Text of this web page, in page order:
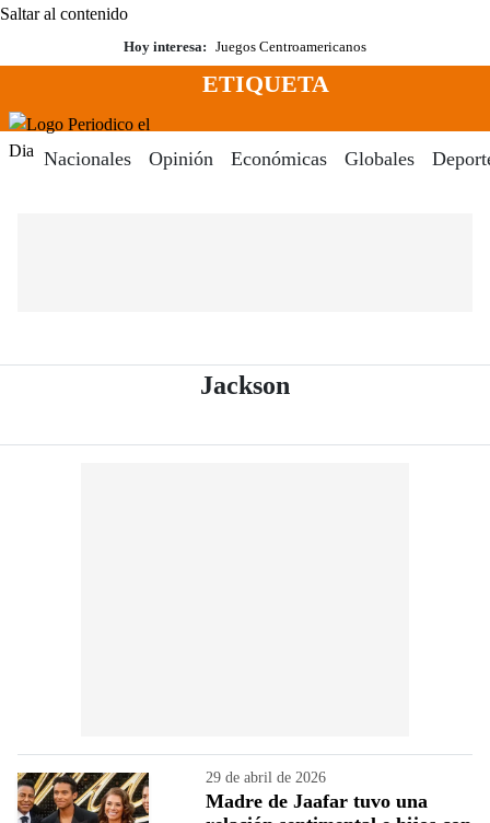
Saltar al contenido
Hoy interesa: Juegos Centroamericanos
Menú
ETIQUETA
Nacionales Opinión Económicas Globales
Jackson
29 de abril de 2026
Madre de Jaafar tuvo una